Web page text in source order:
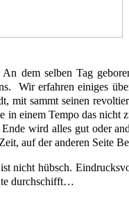
dem selben Tag
Wir erfahren einiges
sammt seinen
einem Tempo das
wird alles gut oder
auf der anderen Seite
nicht hübsch.
durchschifft…